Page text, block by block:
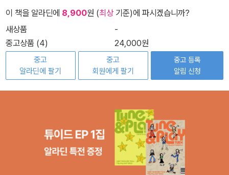
이 책을 알라딘에 8,900원 (최상기준)에 파시겠습니까?
새상품
-
중고상품 (4)
24,000원
중고
알라딘에 팔기
중고
회원에게 팔기
중고 등록
알림 신청